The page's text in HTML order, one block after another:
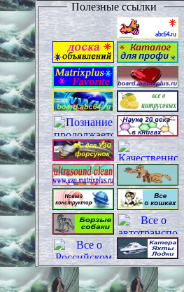
Полезные ссылки